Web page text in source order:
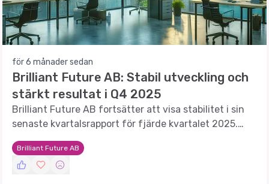
för 6 månader sedan
Brilliant Future AB: Stabil utveckling och
stärkt resultat i Q4 2025
Brilliant Future AB fortsätter att visa stabilitet i sin
senaste kvartalsrapport för fjärde kvartalet 2025.
Trots en minskning i nettoomsättning och totala
intäkter, förbättras det underliggande resultatet tack
vare en stark ökning av återkommande
Brilliant Future AB